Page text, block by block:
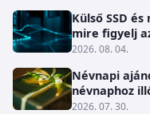
Külső SSD
mire figyelj
2026. 08. 04.
Névnapi
névnaphoz
2026. 07. 30.